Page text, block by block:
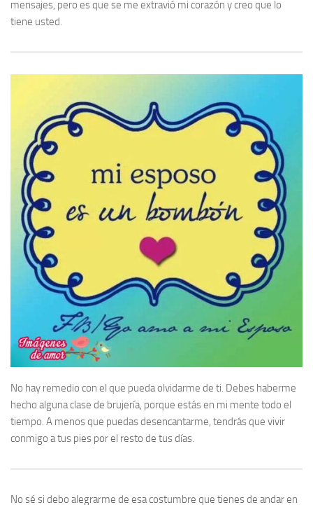
mensajes, pero es que se me extravió mi corazón y creo que lo
tiene usted.
No hay remedio con el que pueda olvidarme de ti. Debes haberme
hecho alguna clase de brujería, porque estás en mi mente todo el
tiempo. A menos que puedas desencantarme, tendrás que vivir
conmigo a tus pies por el resto de tus días.
No sé si debo alegrarme de esa costumbre que tienes de andar en